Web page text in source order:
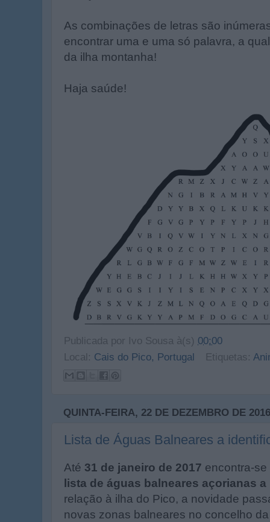
As combinações de letras são
encontrar uma e uma só palavra, a
da ilha montanha!
Haja saúde!
Publicada por Ivo Sousa à(s) 00:00
Local: Cais do Pico, Portugal Etiquetas:
QUINTA-FEIRA, 22 DE DEZEMBRO DE 2016
Lista de Águas Balneares a
Até 31 de janeiro de 2017 encontra-
lista de águas balneares açorianas
relação à ilha do Pico, a novidade
novas zonas balneares no concelho